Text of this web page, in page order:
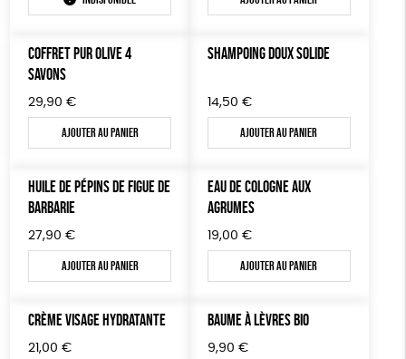
COFFRET PUR OLIVE 4
SAVONS
29,90 €
Ajouter au panier
SHAMPOING DOUX SOLIDE
14,50 €
Ajouter au panier
HUILE DE PÉPINS DE FIGUE DE
BARBARIE
27,90 €
Ajouter au panier
EAU DE COLOGNE AUX
AGRUMES
19,00 €
Ajouter au panier
CRÈME VISAGE HYDRATANTE
21,00 €
BAUME À LÈVRES BIO
9,90 €